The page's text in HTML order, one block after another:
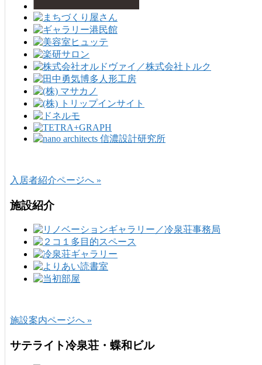
入居者紹介ページへ »
施設紹介
施設案内ページへ »
サテライト冷泉荘・蝶和ビル